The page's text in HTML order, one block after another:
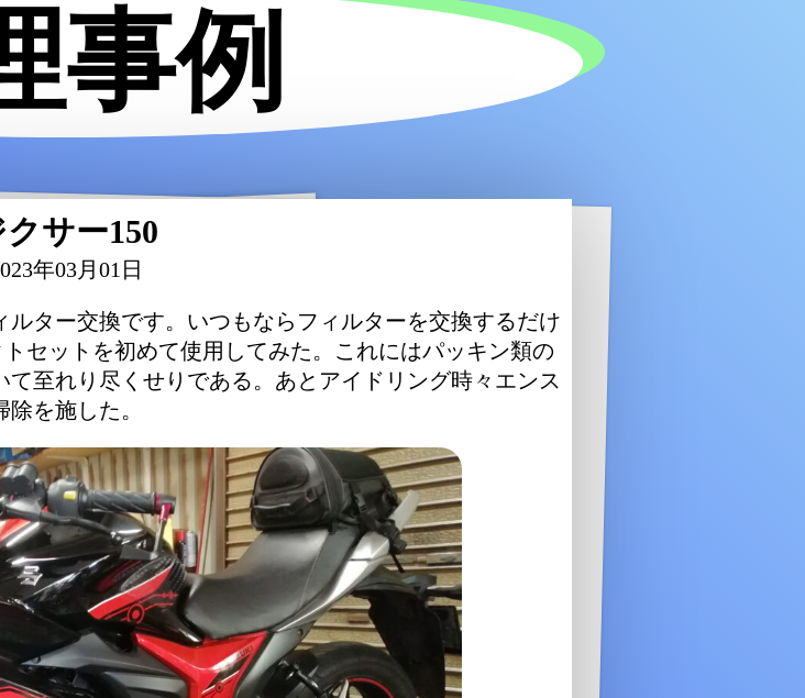
事例
クサー150
年03月01日
ター交換です。いつもならフィルターを交換するだけ
セットを初めて使用してみた。これにはパッキン類の
至れり尽くせりである。あとアイドリング時々エンス
を施した。